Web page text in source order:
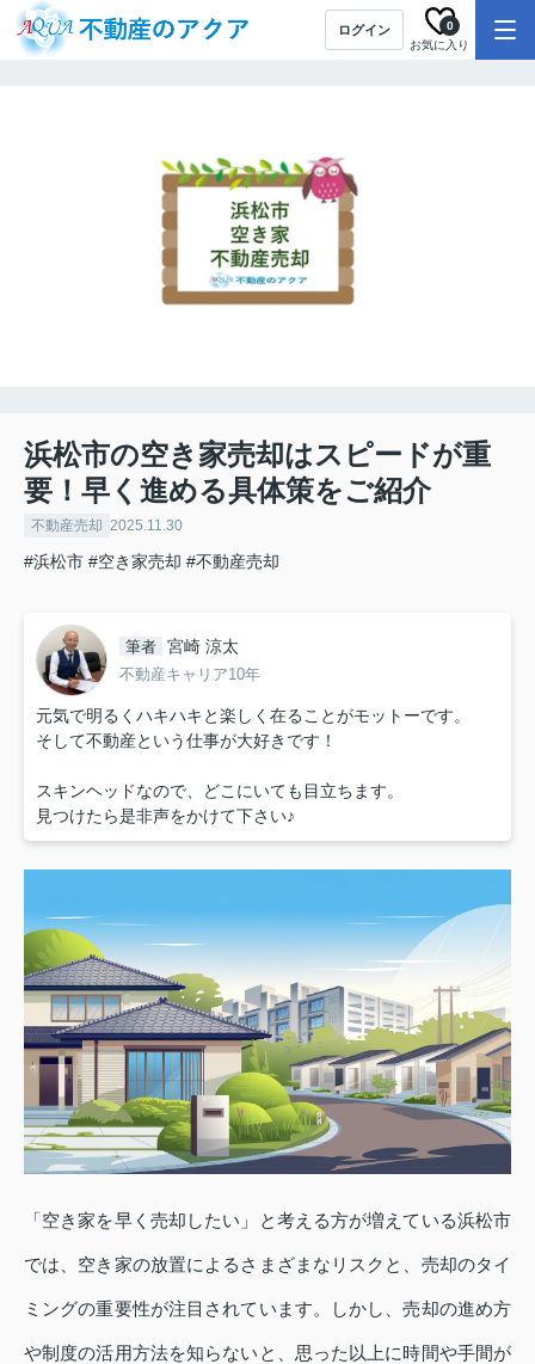
ログイン
お気に入り
0
浜松市の空き家売却はスピードが重
要！早く進める具体策をご紹介
不動産売却 2025.11.30
#浜松市 #空き家売却 #不動産売却
筆者 宮崎 涼太
不動産キャリア10年
元気で明るくハキハキと楽しく在ることがモットーです。
そして不動産という仕事が大好きです！
スキンヘッドなので、どこにいても目立ちます。
見つけたら是非声をかけて下さい♪
「空き家を早く売却したい」と考える方が増えている浜松市
では、空き家の放置によるさまざまなリスクと、売却のタイ
ミングの重要性が注目されています。しかし、売却の進め方
や制度の活用方法を知らないと、思った以上に時間や手間が